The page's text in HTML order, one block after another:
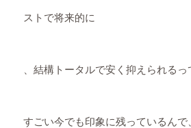
ストで将来的に
、結構トータルで安く抑えられる
すごい今でも印象に残っているんで